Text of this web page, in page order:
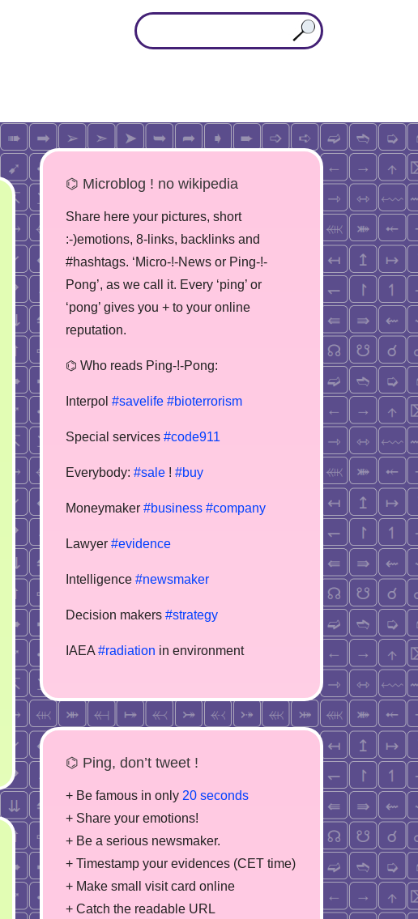
⌬ Microblog ! no wikipedia
Share here your pictures, short
:-)emotions, 8-links, backlinks and
#hashtags. ‘Micro-!-News or Ping-!-
Pong’, as we call it. Every ‘ping’ or
‘pong’ gives you + to your online
reputation.
⌬ Who reads Ping-!-Pong:
Interpol #savelife #bioterrorism
Special services #code911
Everybody: #sale ! #buy
Moneymaker #business #company
Lawyer #evidence
Intelligence #newsmaker
Decision makers #strategy
IAEA #radiation in environment
⌬ Ping, don’t tweet !
+ Be famous in only 20 seconds
+ Share your emotions!
+ Be a serious newsmaker.
+ Timestamp your evidences (CET time)
+ Make small visit card online
+ Catch the readable URL